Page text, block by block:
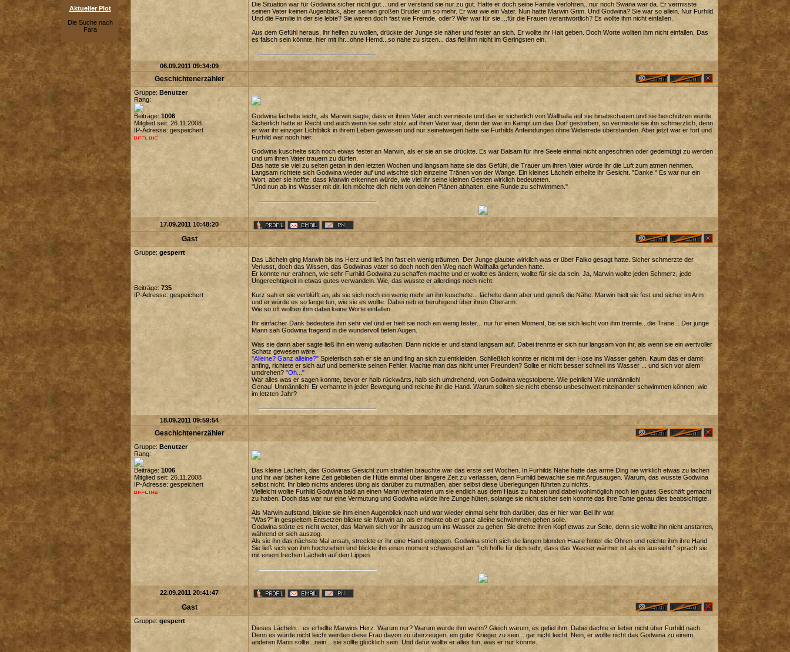
Aktueller Plot
Die Suche nach
Fara
Die Situation war für Godwina sicher nicht gut... und er verstand sie nur zu gut. Hatte er doch seine Familie verlohren...nur noch Swana war da. Er vermisste
seinen Vater keinen Augenblick, aber seinen großen Bruder um so mehr. Er war wie ein Vater. Nun hatte Marwin Grim. Und Godwina? Sie war so allein. Nur Furhild.
Und die Familie in der sie lebte? Sie waren doch fast wie Fremde, oder? Wer war für sie ...für die Frauen verantwortlich? Es wollte ihm nicht einfallen.
Aus dem Gefühl heraus, ihr helfen zu wollen, drückte der Junge sie näher und fester an sich. Er wollte ihr Halt geben. Doch Worte wollten ihm nicht einfallen. Das
es falsch sein könnte, hier mit ihr...ohne Hemd...so nahe zu sitzen... das fiel ihm nicht im Geringsten ein.
06.09.2011 09:34:09
Geschichtenerzähler
Gruppe: Benutzer
Rang:
Beiträge: 1006
Mitglied seit: 26.11.2008
IP-Adresse: gespeichert
Godwina lächelte leicht, als Marwin sagte, dass er ihren Vater auch vermisste und das er sicherlich von Wallhalla auf sie hinabschauen und sie beschützen würde.
Sicherlich hatte er Recht und auch wenn sie sehr stolz auf ihren Vater war, denn der war im Kampf um das Dorf gestorben, so vermisste sie ihn schmerzlich, denn
er war ihr einziger Lichtblick in ihrem Leben gewesen und nur seinetwegen hatte sie Furhilds Anfeindungen ohne Widerrede überstanden. Aber jetzt war er fort und
Furhild war noch hier.
Godwina kuschelte sich noch etwas fester an Marwin, als er sie an sie drückte. Es war Balsam für ihre Seele einmal nicht angeschrien oder gedemütigt zu werden
und um ihren Vater trauern zu dürfen.
Das hatte sie viel zu selten getan in den letzten Wochen und langsam hatte sie das Gefühl, die Trauer um ihren Vater würde ihr die Luft zum atmen nehmen.
Langsam richtete sich Godwina wieder auf und wischte sich einzelne Tränen von der Wange. Ein kleines Lächeln erhellte ihr Gesicht. "Danke." Es war nur ein
Wort, aber sie hoffte, dass Marwin erkennen würde, wie viel ihr seine kleinen Gesten wirklich bedeuteten.
"Und nun ab ins Wasser mit dir. Ich möchte dich nicht von deinen Plänen abhalten, eine Runde zu schwimmen."
17.09.2011 10:48:20
Gast
Gruppe: gesperrt
Beiträge: 735
IP-Adresse: gespeichert
Das Lächeln ging Marwin bis ins Herz und ließ ihn fast ein wenig träumen. Der Junge glaubte wirklich was er über Falko gesagt hatte. Sicher schmerzte der
Verlusst, doch das Wissen, das Godwinas vater so doch noch den Weg nach Wallhalla gefunden hatte.
Er konnte nur erahnen, wie sehr Furhild Godwina zu schaffen machte und er wollte es ändern, wollte für sie da sein. Ja, Marwin wollte jeden Schmerz, jede
Ungerechtigkeit in etwas gutes verwandeln. Wie, das wusste er allerdings noch nicht.
Kurz sah er sie verblüfft an, als sie sich noch ein wenig mehr an ihn kuschelte... lächelte dann aber und genoß die Nähe. Marwin hielt sie fest und sicher im Arm
und er würde es so lange tun, wie sie es wollte. Dabei rieb er beruhigend über ihren Oberarm.
Wie so oft wollten ihm dabei keine Worte einfallen.
Ihr einfacher Dank bedeutete ihm sehr viel und er hielt sie noch ein wenig fester... nur für einen Moment, bis sie sich leicht von ihm trennte...die Träne... Der junge
Mann sah Godwina fragend in die wundervoll tiefen Augen.
Was sie dann aber sagte ließ ihn ein wenig auflachen. Dann nickte er und stand langsam auf. Dabei trennte er sich nur langsam von ihr, als wenn sie ein wertvoller
Schatz gewesen wäre.
"Alleine? Ganz alleine?"Spielerisch sah er sie an und fing an sich zu entkleiden. Schließlich konnte er nicht mit der Hose ins Wasser gehen. Kaum das er damit
anfing, richtete er sich auf und bemerkte seinen Fehler. Machte man das nicht unter Freunden? Sollte er nicht besser schnell ins Wasser ... und sich vor allem
umdrehen? "Oh..."
War alles was er sagen konnte, bevor er halb rückwärts, halb sich umdrehend, von Godwina wegstolperte. Wie peinlich! Wie unmännlich!
Genau! Unmännlich! Er verharrte in jeder Bewegung und reichte ihr die Hand. Warum sollten sie nicht ebenso unbeschwert miteinander schwimmen können, wie
im letzten Jahr?
18.09.2011 09:59:54
Geschichtenerzähler
Gruppe: Benutzer
Rang:
Beiträge: 1006
Mitglied seit: 26.11.2008
IP-Adresse: gespeichert
Das kleine Lächeln, das Godwinas Gesicht zum strahlen brauchte war das erste seit Wochen. In Furhilds Nähe hatte das arme Ding nie wirklich etwas zu lachen
und ihr war bisher keine Zeit geblieben die Hütte einmal über längere Zeit zu verlassen, denn Furhild bewachte sie mit Argusaugen. Warum, das wusste Godwina
selbst nicht. Ihr blieb nichts anderes übrig als darüber zu mutmaßen, aber selbst diese Überlegungen führten zu nichts.
Vielleicht wollte Furhild Godwina bald an einen Mann verheiraten um sie endlich aus dem Haus zu haben und dabei wohlmöglich noch ien gutes Geschäft gemacht
zu haben. Doch das war nur eine Vermutung und Godwina würde ihre Zunge hüten, solange sie nicht sicher sein konnte das ihre Tante genau dies beabsichtigte.
Als Marwin aufstand, blickte sie ihm einen Augenblick nach und war wieder einmal sehr froh darüber, das er hier war. Bei ihr war.
"Was?" in gespieltem Entsetzen blickte sie Marwin an, als er meinte ob er ganz alleine schwimmen gehen solle.
Godwina störte es nicht weiter, das Marwin sich vor ihr auszog um ins Wasser zu gehen. Sie drehte ihren Kopf etwas zur Seite, denn sie wollte ihn nicht anstarren,
während er sich auszog.
Als sie ihn das nächste Mal ansah, streckte er ihr eine Hand entgegen. Godwina strich sich die langen blonden Haare hinter die Ohren und reichte ihm ihre Hand.
Sie ließ sich von ihm hochziehen und blickte ihn einen moment schweigend an. "Ich hoffe für dich sehr, dass das Wasser wärmer ist als es aussieht." sprach sie
mit einem frechen Lächeln auf den Lippen.
22.09.2011 20:41:47
Gast
Gruppe: gesperrt
Dieses Lächeln... es erhellte Marwins Herz. Warum nur? Warum wurde ihm warm? Gleich warum, es gefiel ihm. Dabei dachte er lieber nicht über Furhild nach.
Denn es würde nicht leicht werden diese Frau davon zu überzeugen, ein guter Krieger zu sein... gar nicht leicht. Nein, er wollte nicht das Godwina zu einem
anderen Mann sollte...nein... sie sollte glücklich sein. Und dafür wollte er alles tun, was er nur konnte.